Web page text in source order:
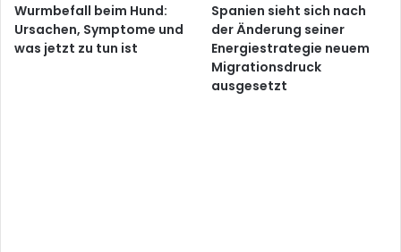
Wurmbefall beim Hund:
Ursachen, Symptome und
was jetzt zu tun ist
Spanien sieht sich nach
der Änderung seiner
Energiestrategie neuem
Migrationsdruck
ausgesetzt